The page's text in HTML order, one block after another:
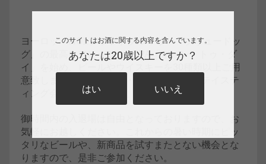
ヨーロッパNO1.クラフトブルワリー『ブリュードッ
グ』の最高にフレッシュなIPA「ボーン・トゥ・ダ
イ」を始め、ビールやウイスキーを30種類以上ご用
意致しまして、酒販店様・料飲店様向けのテイステ
ィング会を開催致します。
御時間内の入退場は自由となっておりますので、お
気軽にお越しください。これからの暑い時期にピッ
タリなビールや、新商品を試すまたとない機会とな
りますので、是非ご参加ください。
このサイトはお酒に関する内容を含んでいます。
あなたは20歳以上ですか？
はい いいえ